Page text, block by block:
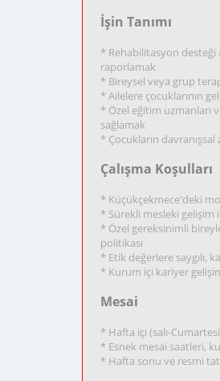
İşin Tanımı
* Rehabilitasyon desteği
raporlamak
* Bireysel veya grup
* Ailelere çocuklarının
* Özel eğitim uzmanları
sağlamak
* Çocukların
Çalışma Koşulları
* Küçükçekmece'deki
* Sürekli mesleki gelişim
* Özel gereksinimli
politikası
* Etik değerlere saygılı,
* Kurum içi kariyer
Mesai
* Hafta içi (salı-
* Esnek mesai saatleri,
* Hafta sonu ve resmi